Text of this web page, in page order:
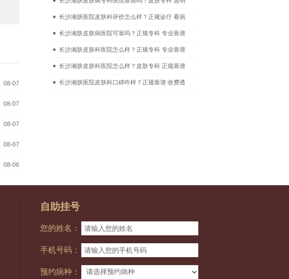
08-07
08-07
08-07
08-07
08-06
长沙湘肤医院皮肤科评价怎么样？正规诊疗 看病
长沙湘肤皮肤病医院可靠吗？正规专科 专业靠谱
长沙湘肤皮肤科医院怎么样？正规专科 专业靠谱
长沙湘肤皮肤科医院怎么样？皮肤专科 正规靠谱
长沙湘肤医院皮肤科口碑咋样？正规靠谱 收费透
自助挂号
您的姓名：
手机号码：
预约病种：